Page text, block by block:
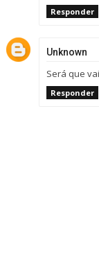
Responder
Unknown
Será que
Responder